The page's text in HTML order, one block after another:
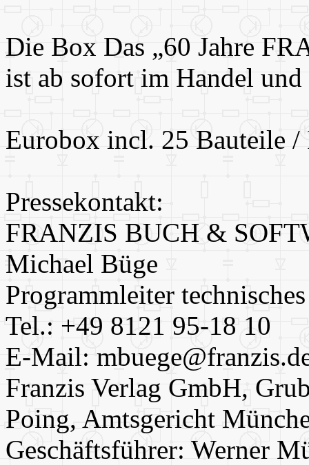
Die Box Das „60 Jahre
ist ab sofort im Handel
Eurobox incl. 25 Bauteile
Pressekontakt:
FRANZIS BUCH &
Michael Büge
Programmleiter
Tel.: +49 8121 95-18 10
E-Mail:
Franzis Verlag GmbH,
Poing, Amtsgericht
Geschäftsführer: Werner